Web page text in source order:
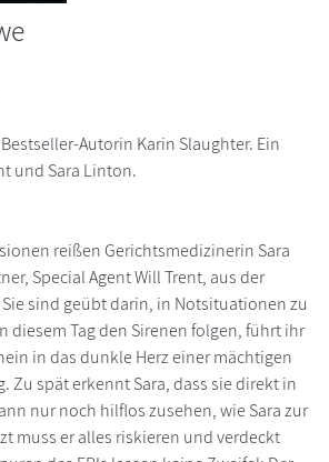
Autorin Karin Slaughter. Ein
und Sara Linton.
reißen Gerichtsmedizinerin Sara
Special Agent Will Trent, aus der
sind geübt darin, in Notsituationen zu
diesem Tag den Sirenen folgen, führt ihr
in das dunkle Herz einer mächtigen
Zu spät erkennt Sara, dass sie direkt in
nur noch hilflos zusehen, wie Sara zur
muss er alles riskieren und verdeckt